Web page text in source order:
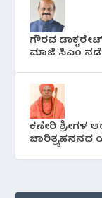
ಗೌರವ
ಮಾಜಿ ಸಿಎಂ
ಕಣೇರಿ ಶ್ರೀಗಳ
ಚಾರಿತ್ರ್ಯಹನನದ